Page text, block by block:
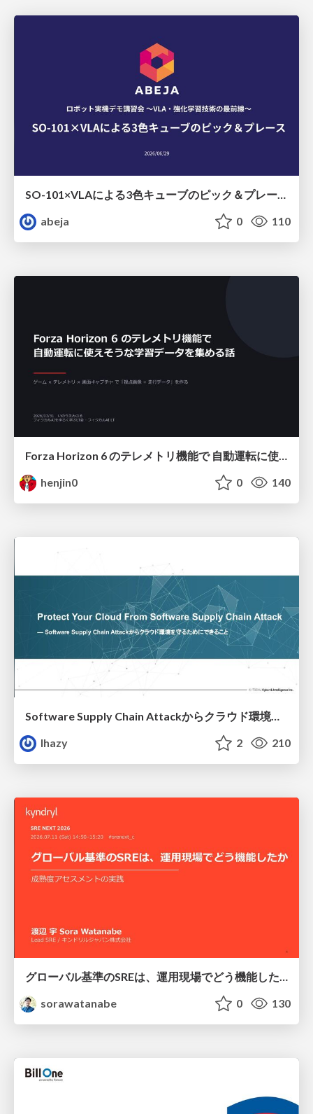
SO-101×VLAによる3色キューブのピック＆プレース
abeja
0 110
henjin0
0 140
Software Supply Chain Attackからクラウド環境を守るためにできること
lhazy
2 210
グローバル基準のSREは、運用現場でどう機能したか：成熟度アセスメントの実践 ／ SRE NEXT 2026
sorawatanabe
0 130